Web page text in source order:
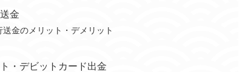
金
金のメリット・デメリット
・デビットカード出金